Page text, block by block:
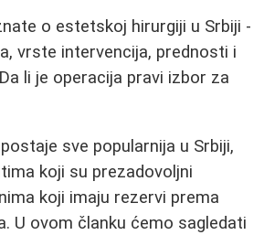
o estetskoj hirurgiji u Srbiji -
vrste intervencija, prednosti i
li je operacija pravi izbor za
sve popularnija u Srbiji,
koji su prezadovoljni
koji imaju rezervi prema
U ovom članku ćemo sagledati